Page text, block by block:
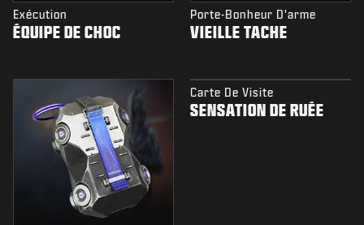
Exécution
ÉQUIPE DE CHOC
Porte-Bonheur D'arme
VIEILLE TACHE
Carte De Visite
SENSATION DE RUÉE